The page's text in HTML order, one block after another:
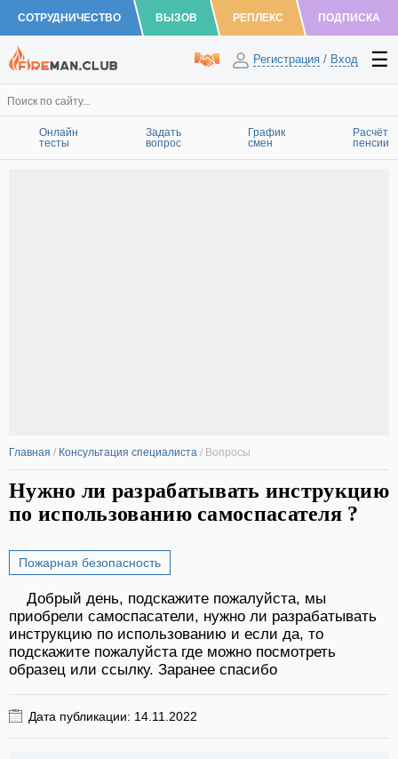
СОТРУДНИЧЕСТВО ВЫЗОВ РЕПЛЕКС ПОДПИСКА
Регистрация / Вход
Онлайн
тесты
Задать
вопрос
График
смен
Расчёт
пенсии
Главная / Консультация специалиста / Вопросы
Нужно ли разрабатывать инструкцию
по использованию самоспасателя ?
Пожарная безопасность
Добрый день, подскажите пожалуйста, мы
приобрели самоспасатели, нужно ли разрабатывать
инструкцию по использованию и если да, то
подскажите пожалуйста где можно посмотреть
образец или ссылку. Заранее спасибо
Дата публикации: 14.11.2022